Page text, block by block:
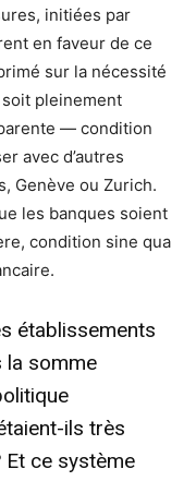
initiées par
en faveur de ce
sur la nécessité
pleinement
— condition
avec d’autres
Genève ou Zurich.
les banques soient
condition sine qua
établissements
la somme
ils très
Et ce système